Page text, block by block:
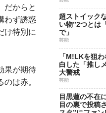
だからと
わず誘惑
け特別に
果が期待
は赤。
超ストイック
い物”2つとは
で」
芸能
「M!LKを狙
白した「推し
大警戒
芸能
目黒蓮の不在
目の裏で投稿